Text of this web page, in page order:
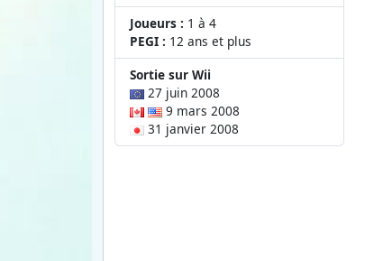
Joueurs : 1 à 4
PEGI : 12 ans et plus
Sortie sur Wii
27 juin 2008
9 mars 2008
31 janvier 2008